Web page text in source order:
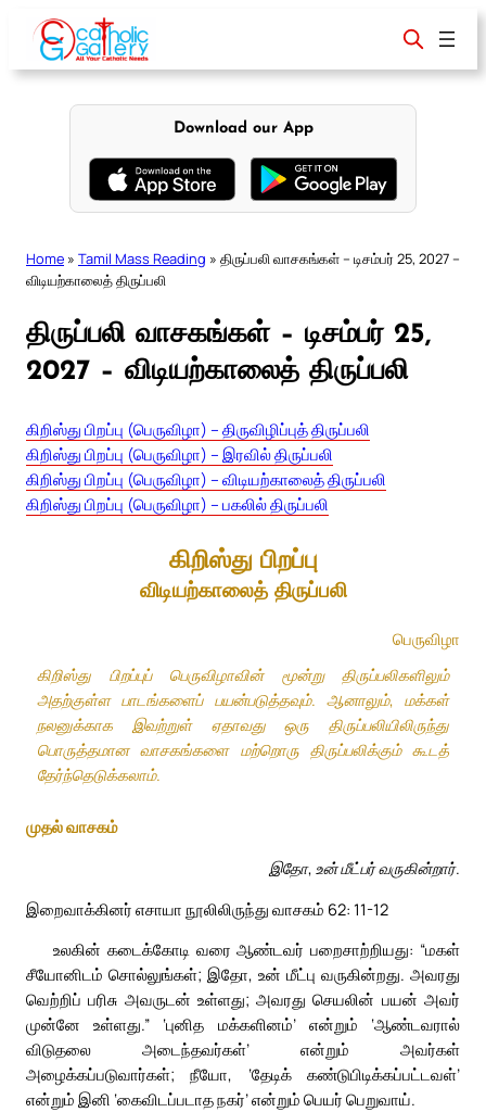
content
Download our App
Home » Tamil Mass Reading » திருப்பலி வாசகங்கள் – டிசம்பர் 25, 2027 –
விடியற்காலைத் திருப்பலி
திருப்பலி வாசகங்கள் – டிசம்பர் 25,
2027 – விடியற்காலைத் திருப்பலி
கிறிஸ்து பிறப்பு (பெருவிழா) – திருவிழிப்புத் திருப்பலி
கிறிஸ்து பிறப்பு (பெருவிழா) – இரவில் திருப்பலி
கிறிஸ்து பிறப்பு (பெருவிழா) – விடியற்காலைத் திருப்பலி
கிறிஸ்து பிறப்பு (பெருவிழா) – பகலில் திருப்பலி
கிறிஸ்து பிறப்பு
விடியற்காலைத் திருப்பலி
பெருவிழா
கிறிஸ்து பிறப்புப் பெருவிழாவின் மூன்று திருப்பலிகளிலும்
அதற்குள்ள பாடங்களைப் பயன்படுத்தவும். ஆனாலும், மக்கள்
நலனுக்காக இவற்றுள் ஏதாவது ஒரு திருப்பலியிலிருந்து
பொருத்தமான வாசகங்களை மற்றொரு திருப்பலிக்கும் கூடத்
தேர்ந்தெடுக்கலாம்.
முதல் வாசகம்
இதோ, உன் மீட்பர் வருகின்றார்.
இறைவாக்கினர் எசாயா நூலிலிருந்து வாசகம் 62: 11-12
உலகின் கடைக்கோடி வரை ஆண்டவர் பறைசாற்றியது: “மகள்
சீயோனிடம் சொல்லுங்கள்; இதோ, உன் மீட்பு வருகின்றது. அவரது
வெற்றிப் பரிசு அவருடன் உள்ளது; அவரது செயலின் பயன் அவர்
முன்னே உள்ளது.” ‘புனித மக்களினம்’ என்றும் ‘ஆண்டவரால்
விடுதலை அடைந்தவர்கள்’ என்றும் அவர்கள்
அழைக்கப்படுவார்கள்; நீயோ, ‘தேடிக் கண்டுபிடிக்கப்பட்டவள்’
என்றும் இனி ‘கைவிடப்படாத நகர்’ என்றும் பெயர் பெறுவாய்.